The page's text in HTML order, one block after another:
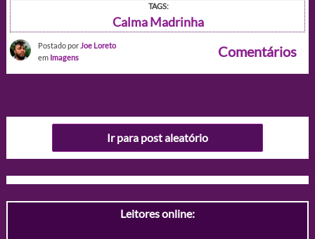
TAGS:
Calma Madrinha
Postado por Joe Loreto
em Imagens Comentários
Ir para post aleatório
Leitores online: